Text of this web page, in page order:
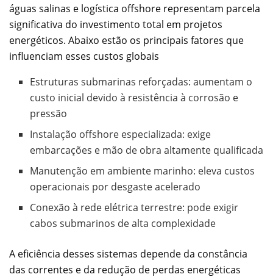
águas salinas e logística offshore representam parcela
significativa do investimento total em projetos
energéticos. Abaixo estão os principais fatores que
influenciam esses custos globais
Estruturas submarinas reforçadas: aumentam o
custo inicial devido à resistência à corrosão e
pressão
Instalação offshore especializada: exige
embarcações e mão de obra altamente qualificada
Manutenção em ambiente marinho: eleva custos
operacionais por desgaste acelerado
Conexão à rede elétrica terrestre: pode exigir
cabos submarinos de alta complexidade
A eficiência desses sistemas depende da constância
das correntes e da redução de perdas energéticas